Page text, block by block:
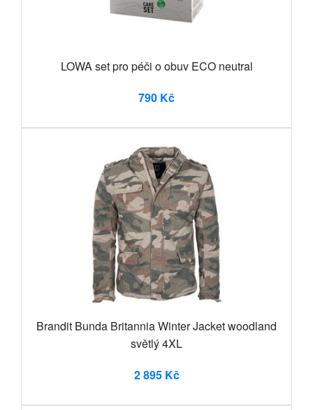
LOWA set pro péči o obuv ECO neutral
790 Kč
Brandit Bunda Britannia Winter Jacket woodland
světlý 4XL
2 895 Kč